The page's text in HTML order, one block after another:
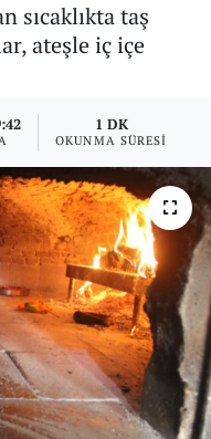
sıcaklıkta taş
ateşle iç içe
1 DK
OKUNMA SÜRESI